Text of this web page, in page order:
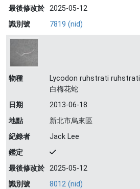
最後修改於 2025-05-12
識別號
7819 (nid)
物種
Lycodon ruhstrati ruhstrati
白梅花蛇
日期
2013-06-18
地點
新北市烏來區
紀錄者
Jack Lee
鑑定
最後修改於 2025-05-12
識別號
8012 (nid)